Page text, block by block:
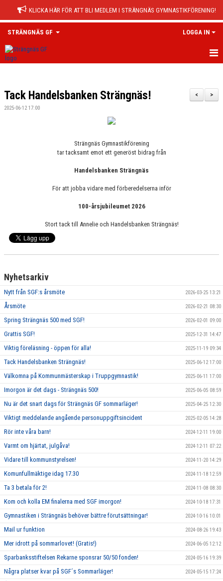
KLICKA HÄR FÖR ATT BLI MEDLEM I STRÄNGNÄS GYMNASTIKFÖRENING!
STRÄNGNÄS GF LOGGA IN
NYHETER
STRÄNGNÄSCUPEN
>
<
Tack Handelsbanken Strängnäs!
2025-06-12 17:00
Strängnäs Gymnastikförening
tar tacksamt emot ett generöst bidrag från
Handelsbanken Strängnäs
För att jobba vidare med förberedelserna inför
100-årsjubileumet 2026
Stort tack till Annelie och Handelsbanken Strängnäs!
Nyhetsarkiv
Nytt från SGF:s årsmöte 2026-03-25 13:21
Årsmöte 2026-02-21 08:30
Spring Strängnäs 500 med SGF! 2026-02-01 09:00
Grattis SGF! 2025-12-31 14:47
Viktig föreläsning - öppen för alla! 2025-11-19 09:34
Tack Handelsbanken Strängnäs! 2025-06-12 17:00
Välkomna på Kommunmästerskap i Truppgymnastik! 2025-06-11 17:00
Imorgon är det dags - Strängnäs 500! 2025-06-05 08:59
Nu är det snart dags för Strängnäs GF sommarläger! 2025-04-25 12:30
Viktigt meddelande angående personuppgiftsincident 2025-02-05 14:28
Rör inte våra barn! 2024-12-11 19:00
Varmt om hjärtat, julgåva! 2024-12-11 07:22
Vidare till kommunstyrelsen! 2024-11-20 14:29
Komunfullmäktige idag 17.30 2024-11-18 12:59
Ta 3 betala för 2! 2024-11-08 08:30
Kom och kolla EM finalerna med SGF imorgon! 2024-10-18 17:31
Gymnastiken i Strängnäs behöver bättre förutsättningar! 2024-10-16 10:01
Mail ur funktion 2024-08-26 19:43
Mer idrott på sommarlovet! (Gratis!) 2024-06-05 12:12
Sparbanksstiftelsen Rekarne sponsrar 50/50 fonden! 2024-05-16 19:39
Några platser kvar på SGF´s Sommarläger! 2024-05-15 17:24